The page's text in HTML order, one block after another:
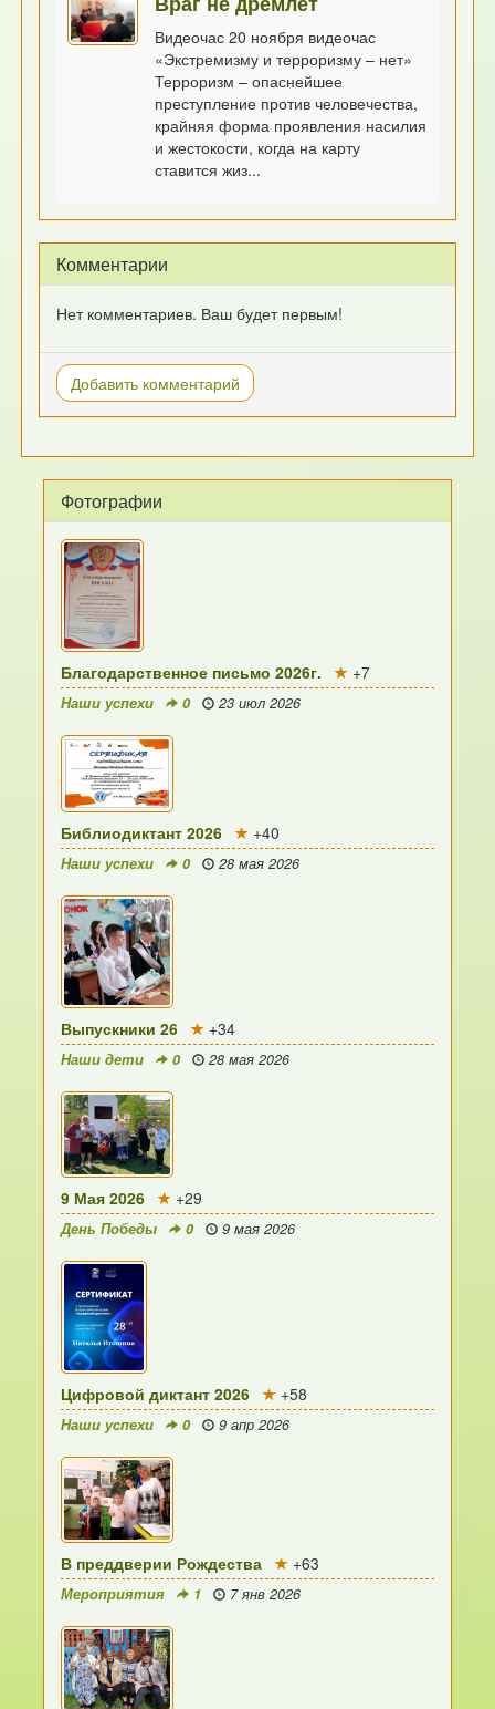
Видеочас 20 ноября видеочас
«Экстремизму и терроризму – нет»
Терроризм – опаснейшее
преступление против человечества,
крайняя форма проявления насилия
и жестокости, когда на карту
ставится жиз...
Комментарии
Нет комментариев. Ваш будет первым!
Добавить комментарий
Фотографии
Благодарственное письмо 2026г. +7
Наши успехи 0 23 июл 2026
Библиодиктант 2026 +40
Наши успехи 0 28 мая 2026
Выпускники 26 +34
Наши дети 0 28 мая 2026
9 Мая 2026 +29
День Победы 0 9 мая 2026
Цифровой диктант 2026 +58
Наши успехи 0 9 апр 2026
В преддверии Рождества +63
Мероприятия 1 7 янв 2026